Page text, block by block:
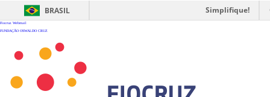
BRASIL Simplifique!
Fiocruz Webmail
FUNDAÇÃO OSWALDO CRUZ